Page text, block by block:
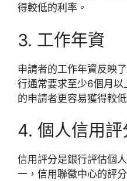
得較低的利率。
3. 工作年資
申請者的工作年資反映
行通常要求至少6個月
的申請者更容易獲得較
4. 個人信用評
信用評分是銀行評估個
一，信用聯徵中心的評